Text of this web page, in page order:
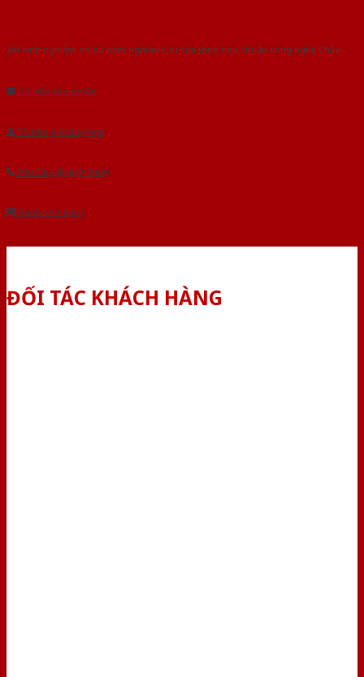
Với kinh nghiệm nhiêu năm nghiên cứu cửa theo tiêu chuẩn công nghệ Châu
Âu.Chúng tôi tự tin là nhà sản xuất & cung cấp hàng đầu tại Việt Nam!
Gửi yêu cầu tư vấn
Tải báo giá tổng hợp
Yêu cầu gọi lại (3 phút)
Dành cho đại lý
ĐỐI TÁC KHÁCH HÀNG